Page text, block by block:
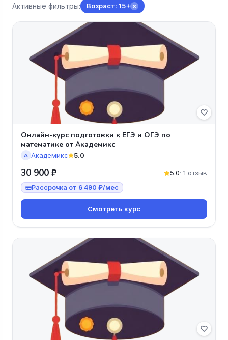
Активные фильтры: Возраст: 15+ ×
Онлайн-курс подготовки к ЕГЭ и ОГЭ по
математике от Академикс
А Академикс 5.0
30 900 ₽ 5.0· 1 отзыв
Рассрочка от 6 490 ₽/мес
Смотреть курс